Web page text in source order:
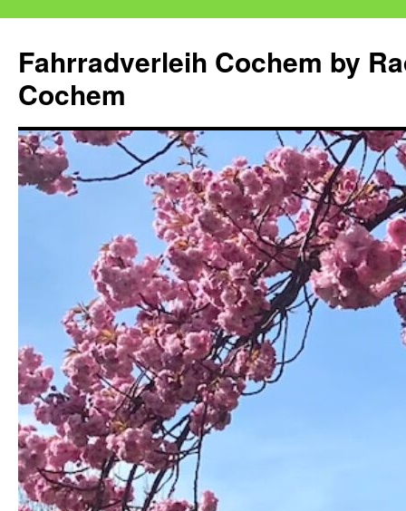
springen
Fahrradverleih Cochem by
Cochem